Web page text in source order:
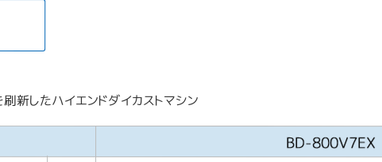
したハイエンドダイカストマシン